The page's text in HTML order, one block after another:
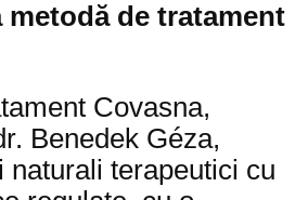
metodă de tratament
Covasna,
Benedek Géza,
naturali terapeutici cu